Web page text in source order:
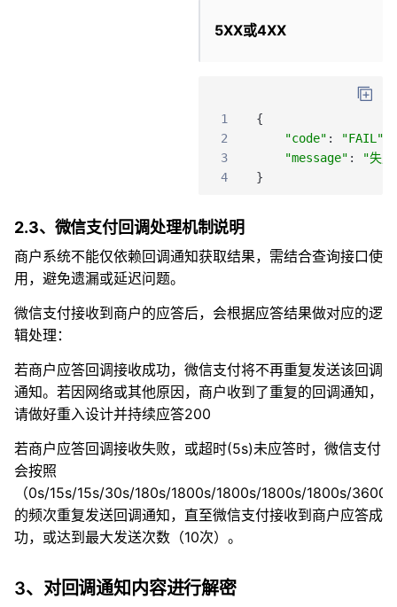
5XX或4XX
1
{
2
"code" : "FAIL"
3
"message" :
"失
4
}
2.3、微信支付回调处理机制说明
商户系统不能仅依赖回调通知获取结果，需结合查询接口使
用，避免遗漏或延迟问题。
微信支付接收到商户的应答后，会根据应答结果做对应的逻
辑处理：
若商户应答回调接收成功，微信支付将不再重复发送该回调
通知。若因网络或其他原因，商户收到了重复的回调通知，
请做好重入设计并持续应答200
若商户应答回调接收失败，或超时(5s)未应答时，微信支付
会按照
（0s/15s/15s/30s/180s/1800s/1800s/1800s/1800s/3600s
的频次重复发送回调通知，直至微信支付接收到商户应答成
功，或达到最大发送次数（10次）。
3、对回调通知内容进行解密